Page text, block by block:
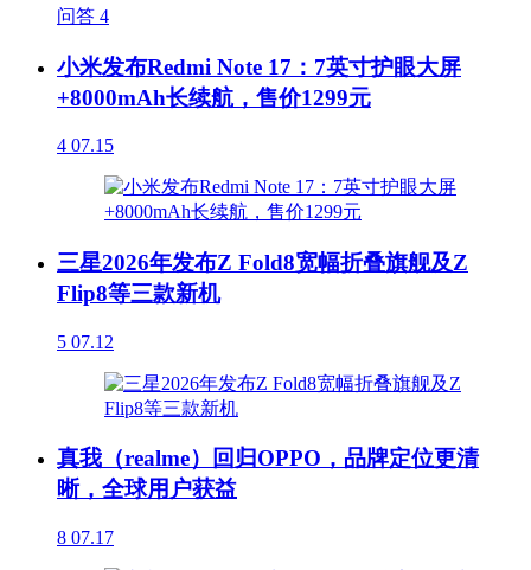
问答 4
小米发布Redmi Note 17：7英寸护眼大屏
+8000mAh长续航，售价1299元
4 07.15
三星2026年发布Z Fold8宽幅折叠旗舰及Z
Flip8等三款新机
5 07.12
真我（realme）回归OPPO，品牌定位更清
晰，全球用户获益
8 07.17